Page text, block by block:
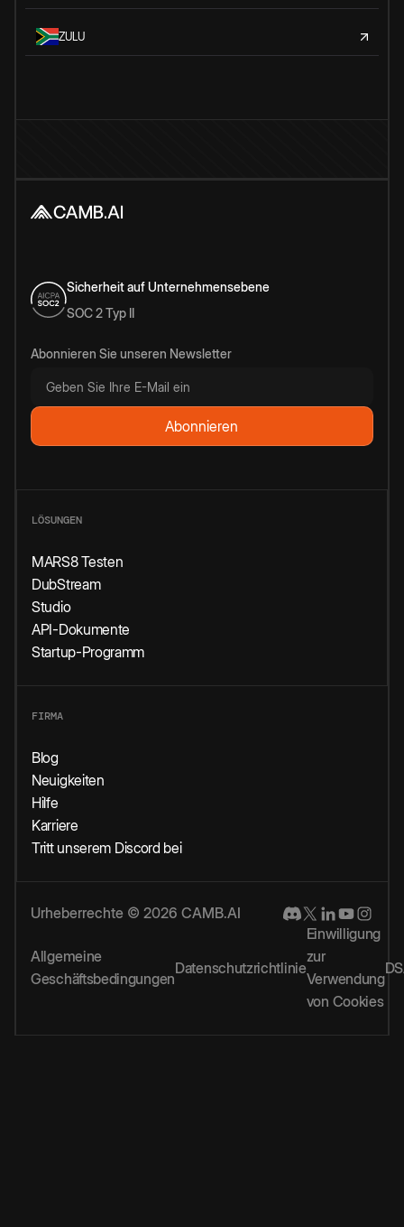
ZULU
Sicherheit auf Unternehmensebene
SOC 2 Typ II
Abonnieren Sie unseren Newsletter
LÖSUNGEN
MARS8 Testen
DubStream
Studio
API-Dokumente
Startup-Programm
FIRMA
Blog
Neuigkeiten
Hilfe
Karriere
Tritt unserem Discord bei
Urheberrechte © 2026 CAMB.AI
Allgemeine
Geschäftsbedingungen
Datenschutzrichtlinie
Einwilligung
zur
Verwendung
von Cookies